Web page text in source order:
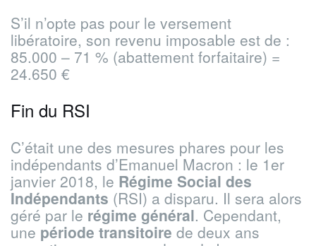
S’il n’opte pas pour le versement
libératoire, son revenu imposable est de :
85.000 – 71 % (abattement forfaitaire) =
24.650 €
Fin du RSI
C’était une des mesures phares pour les
indépendants d’Emanuel Macron : le 1er
janvier 2018, le Régime Social des
Indépendants (RSI) a disparu. Il sera alors
géré par le régime général. Cependant,
une période transitoire de deux ans